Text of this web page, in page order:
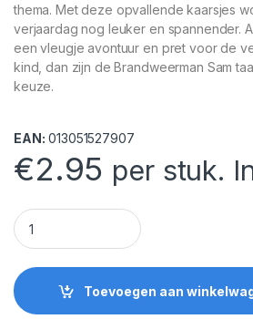
thema. Met deze opvallende kaarsjes
verjaardag nog leuker en spannender.
een vleugje avontuur en pret voor de
kind, dan zijn de Brandweerman Sam
keuze.
EAN: 013051527907
€2.95 per stuk.
Brandweerman Sam taartkaarsjes
Toevoegen aan